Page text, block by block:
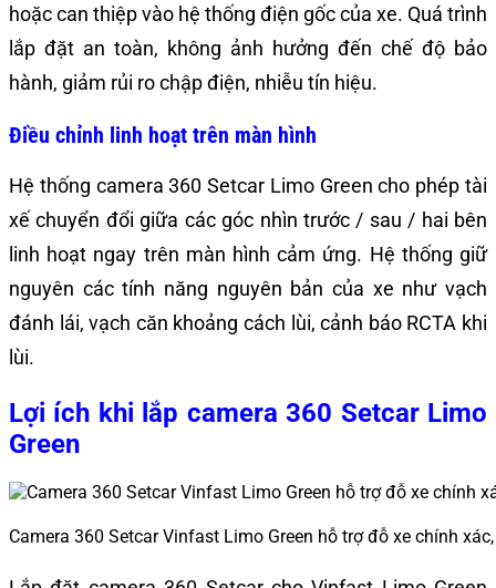
hoặc can thiệp vào hệ thống điện gốc của xe. Quá trình
lắp đặt an toàn, không ảnh hưởng đến chế độ bảo
hành, giảm rủi ro chập điện, nhiễu tín hiệu.
Điều chỉnh linh hoạt trên màn hình
Hệ thống camera 360 Setcar Limo Green cho phép tài
xế chuyển đổi giữa các góc nhìn trước / sau / hai bên
linh hoạt ngay trên màn hình cảm ứng. Hệ thống giữ
nguyên các tính năng nguyên bản của xe như vạch
đánh lái, vạch căn khoảng cách lùi, cảnh báo RCTA khi
lùi.
Lợi ích khi lắp camera 360 Setcar Limo
Green
Camera 360 Setcar Vinfast Limo Green hỗ trợ đỗ xe chính